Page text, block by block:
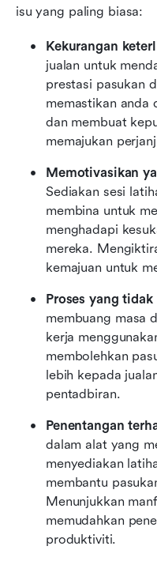
isu yang paling biasa:
Kekurangan
jualan untuk
prestasi pasukan
memastikan anda
dan membuat
memajukan
Memotivasikan
Sediakan sesi
membina untuk
menghadapi
mereka.
kemajuan untuk
Proses yang tidak
membuang masa
kerja
membolehkan
lebih kepada
pentadbiran.
Penentangan
dalam alat yang
menyediakan
membantu
Menunjukkan
memudahkan
produktiviti.